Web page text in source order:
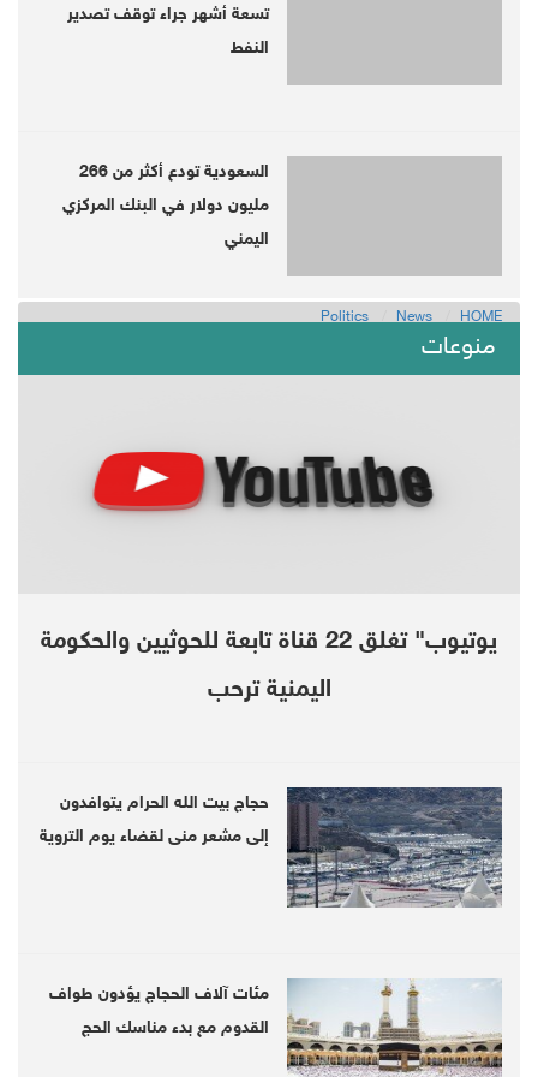
HOME
News
Politics
A senior security officer and one of his
Shabwa (Debriefer)
2019-12-05 | Since 2 Week
The security director of Al-Rawdhah district,
Lt. Mujahid Sobeih Baouda killed on Thursday,
تسعة أشهر جراء توقف تصدير
النفط
السعودية تودع أكثر من 266
مليون دولار في البنك المركزي
اليمني
منوعات
يوتيوب" تغلق 22 قناة تابعة للحوثيين والحكومة
اليمنية ترحب
حجاج بيت الله الحرام يتوافدون
إلى مشعر منى لقضاء يوم التروية
مئات آلاف الحجاج يؤدون طواف
القدوم مع بدء مناسك الحج